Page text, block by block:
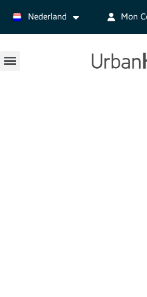
Nederland Mon